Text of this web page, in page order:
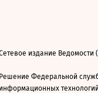
издание Ведомости
Решение Федеральной
информационных